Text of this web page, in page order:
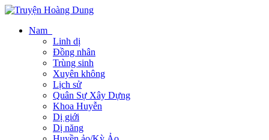
Nam
Linh dị
Đồng nhân
Trùng sinh
Xuyên không
Lịch sử
Quân Sự Xây Dựng
Khoa Huyễn
Dị giới
Dị năng